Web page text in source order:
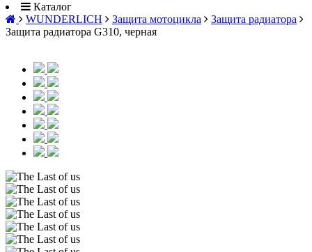
Каталог
WUNDERLICH
Защита мотоцикла
Защита радиатора
Защита радиатора G310, черная